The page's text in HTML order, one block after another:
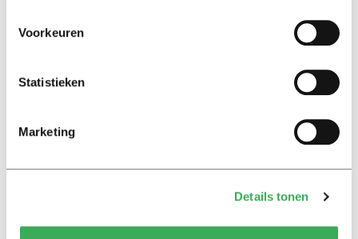
Voorkeuren
Statistieken
Marketing
Details tonen
Marion Koopmans over online
‘Wetenschappers, kom die
Kinderen spelen de Zero